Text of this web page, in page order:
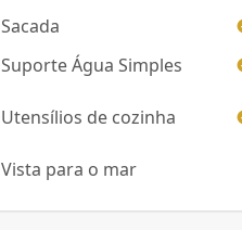
Sacada
Suporte Água Simples
Utensílios de cozinha
Vista para o mar